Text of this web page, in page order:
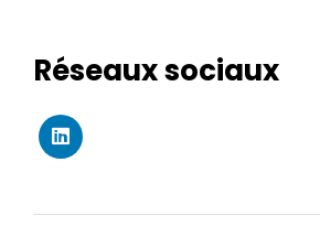
Réseaux sociaux